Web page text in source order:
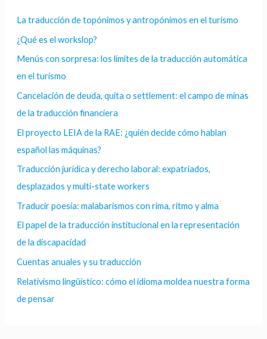
La traducción de topónimos y antropónimos en el turismo
¿Qué es el workslop?
Menús con sorpresa: los límites de la traducción automática
en el turismo
Cancelación de deuda, quita o settlement: el campo de minas
de la traducción financiera
El proyecto LEIA de la RAE: ¿quién decide cómo hablan
español las máquinas?
Traducción jurídica y derecho laboral: expatriados,
desplazados y multi-state workers
Traducir poesía: malabarismos con rima, ritmo y alma
El papel de la traducción institucional en la representación
de la discapacidad
Cuentas anuales y su traducción
Relativismo lingüístico: cómo el idioma moldea nuestra forma
de pensar